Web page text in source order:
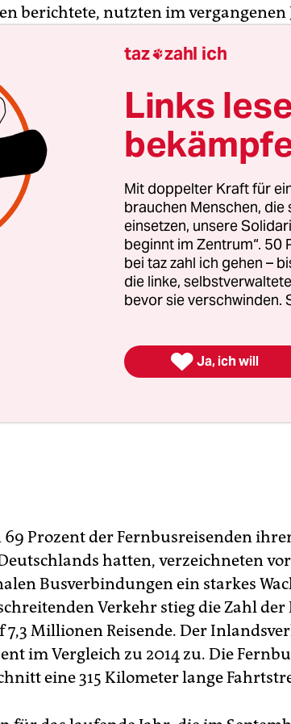
berichtete, nutzten im
15,9 Millionen Menschen
waren es noch 8,2 Millionen
zur Bahn, die 131,4 Millionen
konnten die Fernbusse ihren
Im Jahr 2013 hatte der Anteil der
Prozent gelegen.
69 Prozent der Fernbusreisenden
hatten, verzeichneten
Busverbindungen ein starkes
Verkehr stieg die Zahl der
7,3 Millionen Reisende. Der
im Vergleich zu 2014 zu. Die
eine 315 Kilometer lange
taz zahl ich
Links
Mit doppelter Kraft für
brauchen Menschen,
einsetzen, unsere
beginnt im Zentrum“. 50
bei taz zahl ich gehen –
die linke,
bevor sie verschwinden.
 Ja, ich will